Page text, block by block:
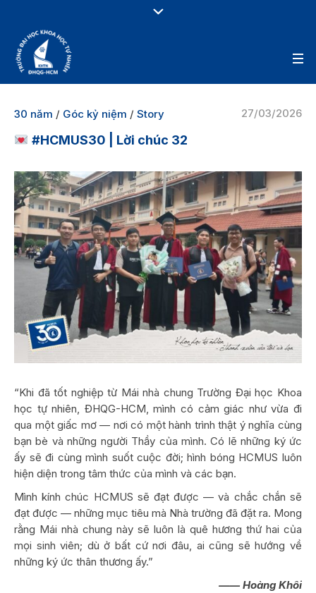
27/03/2026
30 năm / Góc kỷ niệm / Story
#HCMUS30 | Lời chúc 32
“Khi đã tốt nghiệp từ Mái nhà chung Trường Đại học Khoa
học tự nhiên, ĐHQG-HCM, mình có cảm giác như vừa đi
qua một giấc mơ — nơi có một hành trình thật ý nghĩa cùng
bạn bè và những người Thầy của mình. Có lẽ những ký ức
ấy sẽ đi cùng mình suốt cuộc đời; hình bóng HCMUS luôn
hiện diện trong tâm thức của mình và các bạn.
Mình kính chúc HCMUS sẽ đạt được — và chắc chắn sẽ
đạt được — những mục tiêu mà Nhà trường đã đặt ra. Mong
rằng Mái nhà chung này sẽ luôn là quê hương thứ hai của
mọi sinh viên; dù ở bất cứ nơi đâu, ai cũng sẽ hướng về
những ký ức thân thương ấy.”
—— Hoàng Khôi